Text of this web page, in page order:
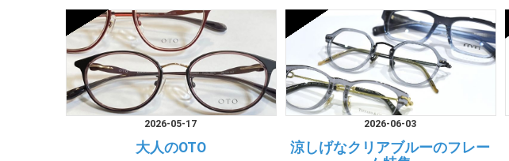
2026-05-17
大人のOTO
2026-06-03
涼しげなクリアブルーのフレー